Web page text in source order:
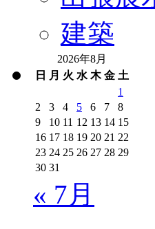
建築
2026年8月
日
月 火 水 木 金 土
1
2
3 4 5 6 7
8
9
10 11 12 13 14 15
16 17 18 19 20 21 22
23 24 25 26 27 28 29
30 31
« 7月